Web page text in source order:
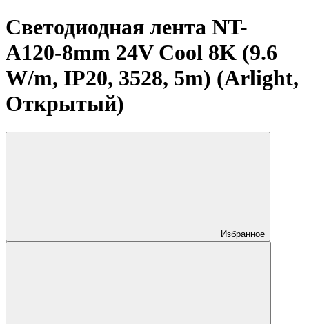
Светодиодная лента NT-
A120-8mm 24V Cool 8K (9.6
W/m, IP20, 3528, 5m) (Arlight,
Открытый)
Избранное